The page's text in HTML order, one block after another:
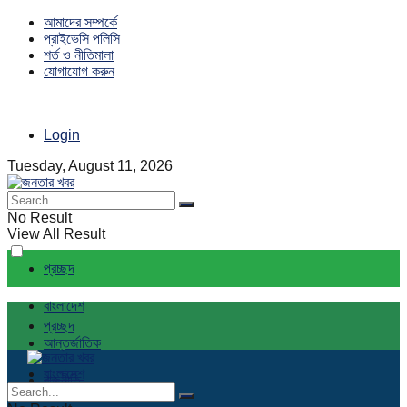
আমাদের সম্পর্কে
প্রাইভেসি পলিসি
শর্ত ও নীতিমালা
যোগাযোগ করুন
Login
Tuesday, August 11, 2026
No Result
View All Result
প্রচ্ছদ
বাংলাদেশ
আন্তর্জাতিক
রাজনীতি
প্রচ্ছদ
বাংলাদেশ